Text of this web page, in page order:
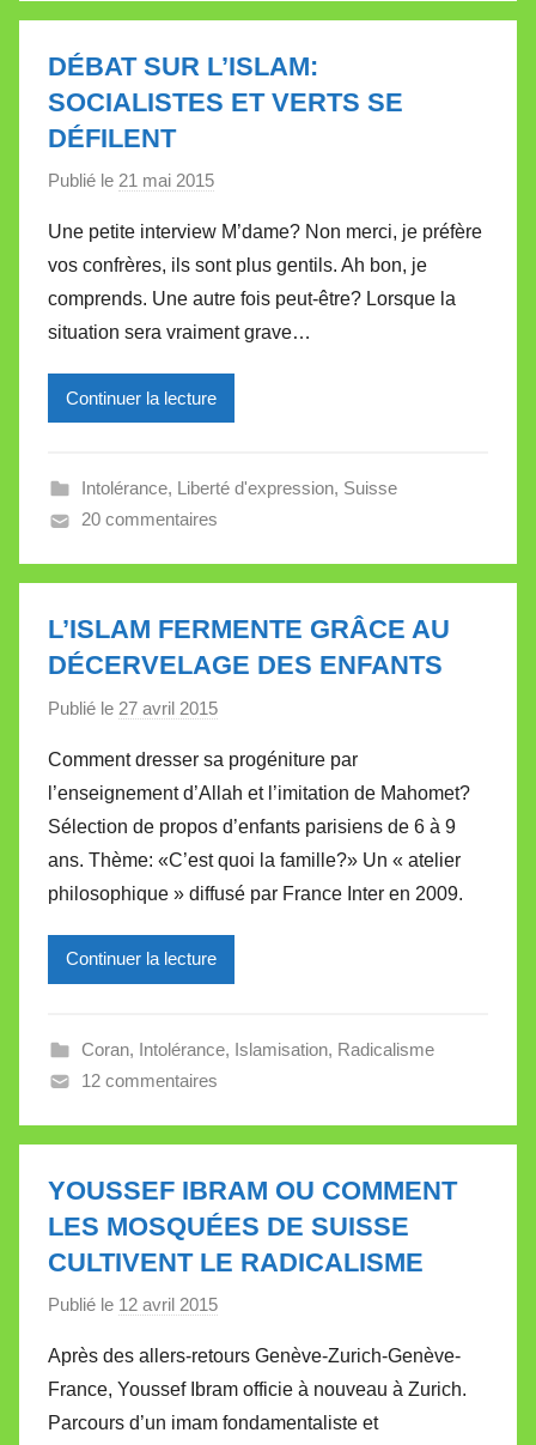
l
t
t
DÉBAT SUR L’ISLAM:
SOCIALISTES ET VERTS SE
DÉFILENT
Publié le 21 mai 2015
M
i
r
i
l
e
V
l
l
t
t
Une petite interview M’dame? Non merci, je préfère
vos confrères, ils sont plus gentils. Ah bon, je
comprends. Une autre fois peut-être? Lorsque la
situation sera vraiment grave…
Continuer la lecture
Intolérance, Liberté d'expression, Suisse
20 commentaires
L’ISLAM FERMENTE GRÂCE AU
DÉCERVELAGE DES ENFANTS
Publié le 27 avril 2015
r
M
r
e
l
V
l
t
t
e
Comment dresser sa progéniture par
l’enseignement d’Allah et l’imitation de Mahomet?
Sélection de propos d’enfants parisiens de 6 à 9
ans. Thème: «C’est quoi la famille?» Un « atelier
philosophique » diffusé par France Inter en 2009.
Continuer la lecture
Coran, Intolérance, Islamisation, Radicalisme
12 commentaires
YOUSSEF IBRAM OU COMMENT
LES MOSQUÉES DE SUISSE
CULTIVENT LE RADICALISME
Publié le 12 avril 2015
r
M
Après des allers-retours Genève-Zurich-Genève-
France, Youssef Ibram officie à nouveau à Zurich.
Parcours d’un imam fondamentaliste et